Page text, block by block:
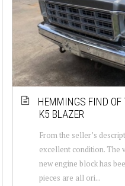
HEMMINGS FIND
K5 BLAZER
From the seller’s
excellent condition. The
new engine block has
pieces are all ori...